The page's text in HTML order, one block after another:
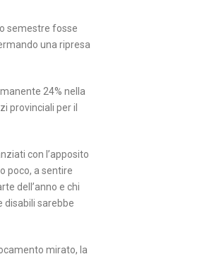
semestre fosse
una ripresa
24% nella
provinciali per il
con l’apposito
poco, a sentire
dell’anno e chi
disabili sarebbe
mirato, la